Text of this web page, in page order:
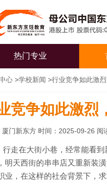
热门专业
心 >学校新闻 >行业竞争如此激
竞争如此激烈
厦门新东方 时间：2025-09-26 阅
在大街小巷，经常能看到新
明天西街的串串店又重新装
业，在这样的社会背景下，